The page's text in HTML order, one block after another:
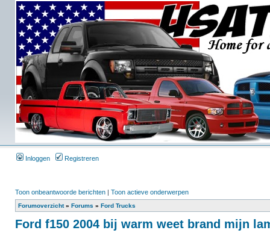
Inloggen Registreren
Toon onbeantwoorde berichten | Toon actieve onderwerpen
Forumoverzicht» Forums » Ford Trucks
Ford f150 2004 bij warm weet brand mijn